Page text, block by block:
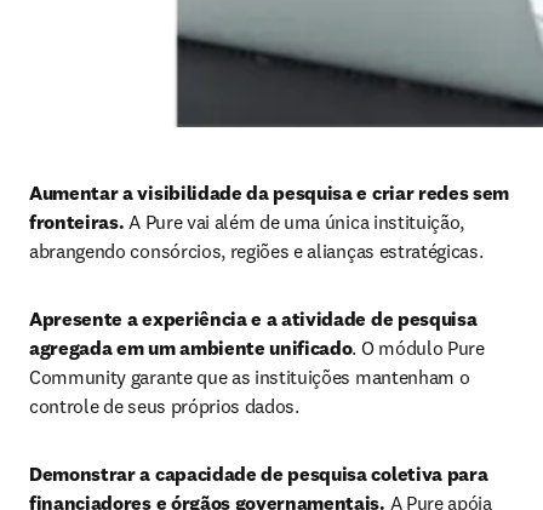
Aumentar a visibilidade da pesquisa e criar redes sem
fronteiras. A Pure vai além de uma única instituição,
abrangendo consórcios, regiões e alianças estratégicas.
Apresente a experiência e a atividade de pesquisa
agregada em um ambiente unificado. O módulo Pure
Community garante que as instituições mantenham o
controle de seus próprios dados.
Demonstrar a capacidade de pesquisa coletiva para
financiadores e órgãos governamentais. A Pure apóia